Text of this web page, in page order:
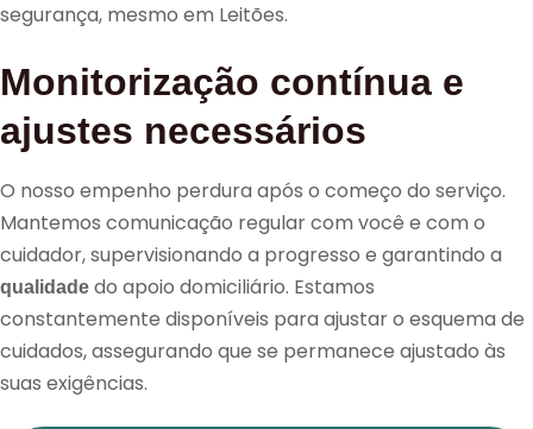
segurança, mesmo em Leitões.
Monitorização contínua e
ajustes necessários
O nosso empenho perdura após o começo do serviço.
Mantemos comunicação regular com você e com o
cuidador, supervisionando a progresso e garantindo a
qualidade do apoio domiciliário. Estamos
constantemente disponíveis para ajustar o esquema de
cuidados, assegurando que se permanece ajustado às
suas exigências.